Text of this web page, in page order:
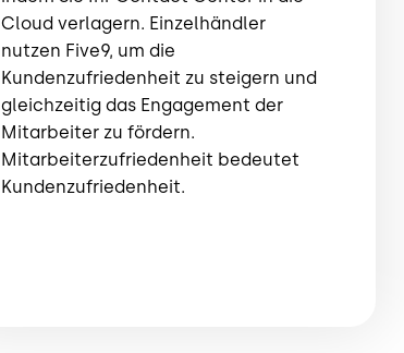
Cloud verlagern. Einzelhändler
nutzen Five9, um die
Kundenzufriedenheit zu steigern und
gleichzeitig das Engagement der
Mitarbeiter zu fördern.
Mitarbeiterzufriedenheit bedeutet
Kundenzufriedenheit.